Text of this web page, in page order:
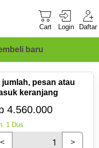
Cart Login Daftar
baru
jumlah, pesan atau
keranjang
4.560.000
1 Dus
< >